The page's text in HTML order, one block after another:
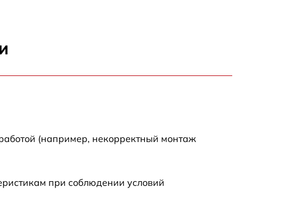
(например, некорректный монтаж
при соблюдении условий